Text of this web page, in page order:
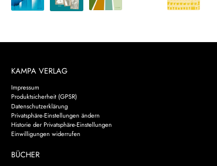
KAMPA VERLAG
Impressum
Produktsicherheit (GPSR)
Datenschutzerklärung
Privatsphäre-Einstellungen ändern
Historie der Privatsphäre-Einstellungen
Einwilligungen widerrufen
BÜCHER